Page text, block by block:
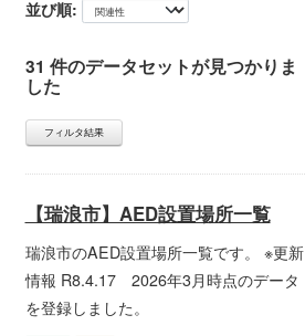
並び順
31 件のデータセットが見つかりま
した
フィルタ結果
【瑞浪市】AED設置場所一覧
瑞浪市のAED設置場所一覧です。 ※更新
情報 R8.4.17 2026年3月時点のデータ
を登録しました。